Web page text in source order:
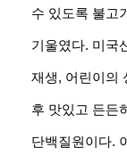
수 있도록 불고
기울였다. 미국
재생, 어린이의
후 맛있고 든든
단백질원이다.